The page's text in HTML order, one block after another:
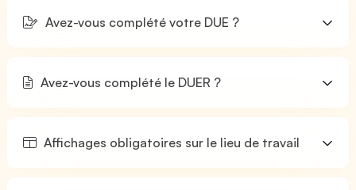
Avez-vous complété votre DUE ?
Avez-vous complété le DUER ?
Affichages obligatoires sur le lieu de travail